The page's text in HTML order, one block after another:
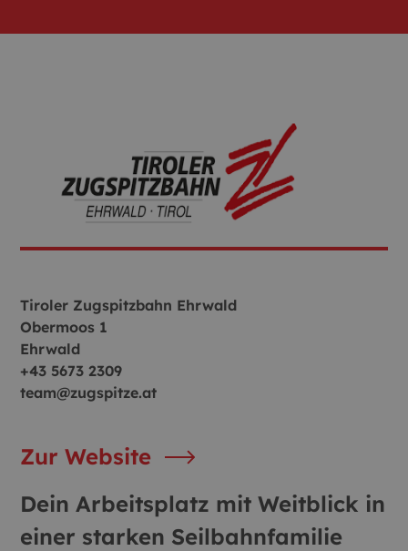
Tiroler Zugspitzbahn Ehrwald
Obermoos 1
Ehrwald
+43 5673 2309
team@zugspitze.at
Zur Website
Dein Arbeitsplatz mit Weitblick in
einer starken Seilbahnfamilie